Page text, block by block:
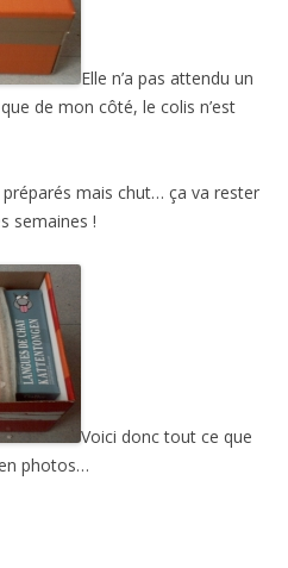
Elle n’a pas attendu un
de mon côté, le colis n’est
mais chut… ça va rester
semaines !
Voici donc tout ce que
photos…